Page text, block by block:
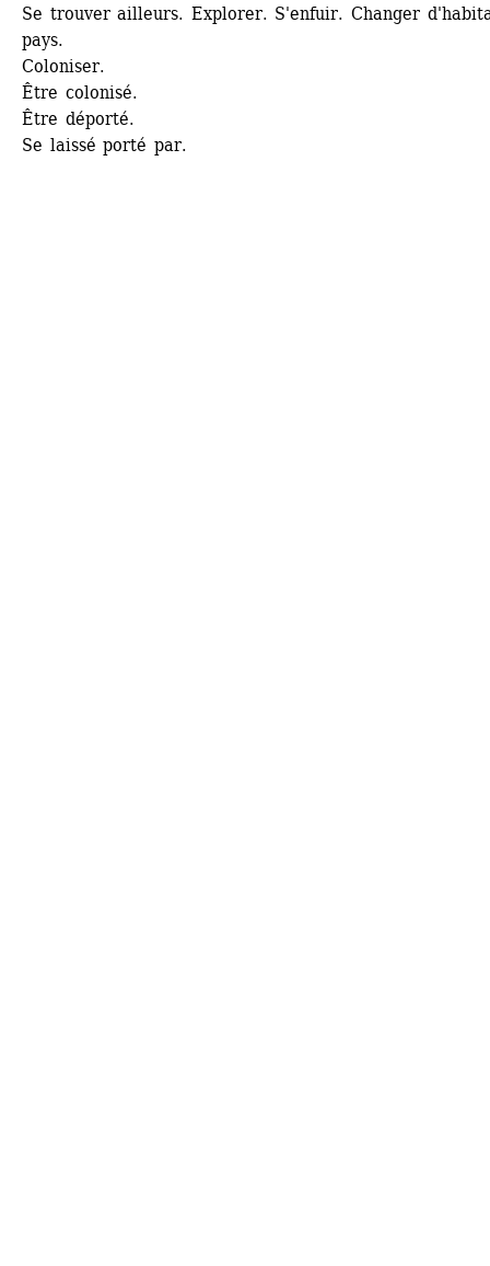
Se trouver ailleurs. Explorer. S'enfuir. Changer
pays.
Coloniser.
Être colonisé.
Être déporté.
Se laissé porté par.